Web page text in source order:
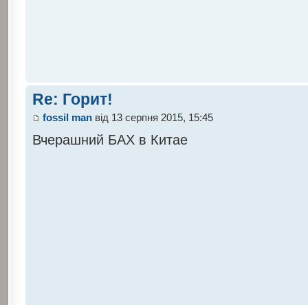
Re: Горит!
fossil manвід 13 серпня 2015, 15:45
Вчерашний БАХ в Китае